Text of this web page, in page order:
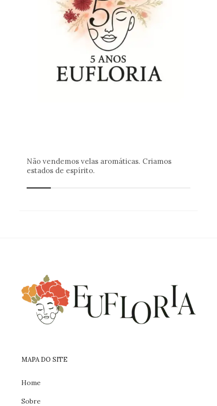
Não vendemos velas aromáticas. Criamos
estados de espírito.
MAPA DO SITE
Home
Sobre